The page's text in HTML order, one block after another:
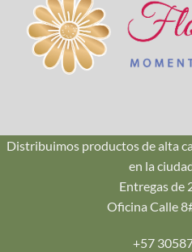
Andrés Felipe
★★★★★
"Excelente atención,
dispuestos a colaborar.
Elena Quiñónez
"Hice un pedido desde
todo salió perfecto. Muy
Distribuimos productos de alta
en la
Entregas de
Oficina Calle
+57